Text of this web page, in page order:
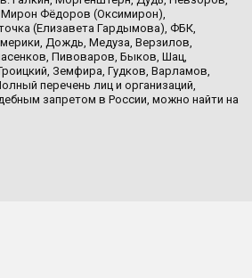
Фёдоров (Оксимирон),
(Елизавета Гардымова), ФБК,
Дождь, Медуза, Верзилов,
Пивоваров, Быков, Шац,
Земфира, Гудков, Варламов,
перечень лиц и организаций,
запретом в России, можно найти на